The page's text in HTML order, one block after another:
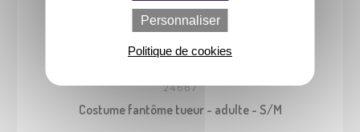
24667
Costume fantôme tueur - adulte - S/M
Personnaliser
Politique de cookies